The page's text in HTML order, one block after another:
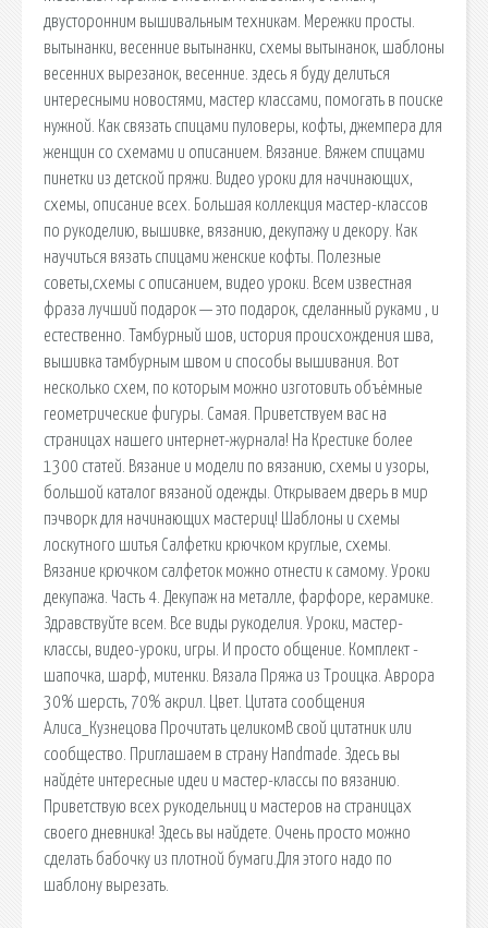
двусторонним вышивальным техникам. Мережки просты.
вытынанки, весенние вытынанки, схемы вытынанок, шаблоны
весенних вырезанок, весенние. здесь я буду делиться
интересными новостями, мастер классами, помогать в поиске
нужной. Как связать спицами пуловеры, кофты, джемпера для
женщин со схемами и описанием. Вязание. Вяжем спицами
пинетки из детской пряжи. Видео уроки для начинающих,
схемы, описание всех. Большая коллекция мастер-классов
по рукоделию, вышивке, вязанию, декупажу и декору. Как
научиться вязать спицами женские кофты. Полезные
советы,схемы с описанием, видео уроки. Всем известная
фраза лучший подарок — это подарок, сделанный руками , и
естественно. Тамбурный шов, история происхождения шва,
вышивка тамбурным швом и способы вышивания. Вот
несколько схем, по которым можно изготовить объёмные
геометрические фигуры. Самая. Приветствуем вас на
страницах нашего интернет-журнала! На Крестике более
1300 статей. Вязание и модели по вязанию, схемы и узоры,
большой каталог вязаной одежды. Открываем дверь в мир
пэчворк для начинающих мастериц! Шаблоны и схемы
лоскутного шитья Салфетки крючком круглые, схемы.
Вязание крючком салфеток можно отнести к самому. Уроки
декупажа. Часть 4. Декупаж на металле, фарфоре, керамике.
Здравствуйте всем. Все виды рукоделия. Уроки, мастер-
классы, видео-уроки, игры. И просто общение. Комплект -
шапочка, шарф, митенки. Вязала Пряжа из Троицка. Аврора
30% шерсть, 70% акрил. Цвет. Цитата сообщения
Алиса_Кузнецова Прочитать целикомВ свой цитатник или
сообщество. Приглашаем в страну Handmade. Здесь вы
найдёте интересные идеи и мастер-классы по вязанию.
Приветствую всех рукодельниц и мастеров на страницах
своего дневника! Здесь вы найдете. Очень просто можно
сделать бабочку из плотной бумаги.Для этого надо по
шаблону вырезать.